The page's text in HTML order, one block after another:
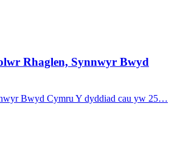
Rhaglen, Synnwyr Bwyd
Bwyd Cymru Y dyddiad cau yw 25…